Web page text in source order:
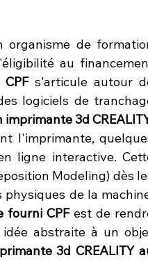
organisme de
au
s'articule autour
logiciels de
3d
l'imprimante,
ligne interactive.
Modeling) dès
de la
fourni CPF est de
abstraite à un
3d CREALITY